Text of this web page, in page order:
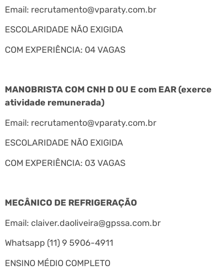
Email: recrutamento@vparaty.com.br
ESCOLARIDADE NÃO EXIGIDA
COM EXPERIÊNCIA: 04 VAGAS
MANOBRISTA COM CNH D OU E com EAR (exerce
atividade remunerada)
Email: recrutamento@vparaty.com.br
ESCOLARIDADE NÃO EXIGIDA
COM EXPERIÊNCIA: 03 VAGAS
MECÂNICO DE REFRIGERAÇÃO
Email: claiver.daoliveira@gpssa.com.br
Whatsapp (11) 9 5906-4911
ENSINO MÉDIO COMPLETO